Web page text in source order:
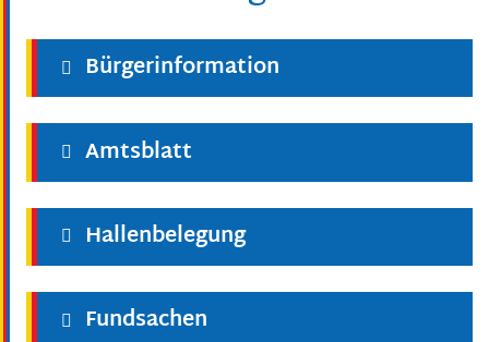
Bürgerinformation
Amtsblatt
Hallenbelegung
Fundsachen